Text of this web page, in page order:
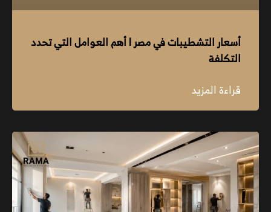
أسعار التشطيبات في مصر l أهم العوامل التي تحدد
التكلفة
قراءة المزيد